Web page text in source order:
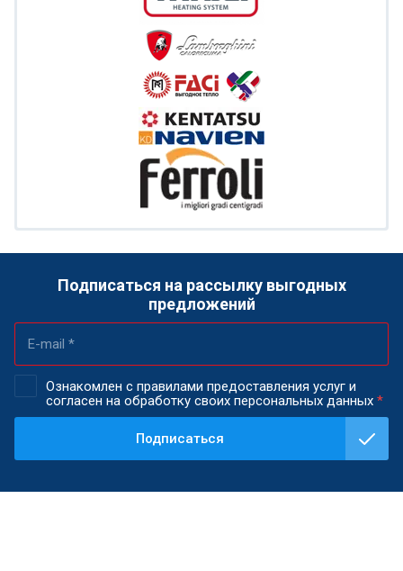
Подписаться на рассылку выгодных
предложений
Ознакомлен с правилами предоставления услуг и
согласен на обработку своих персональных данных *
Подписаться